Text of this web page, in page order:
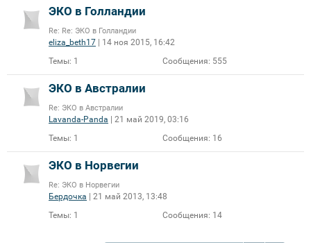
ЭКО в Голландии
Re: Re: ЭКО в Голландии
eliza_beth17 | 14 ноя 2015, 16:42
Темы: 1 Сообщения: 555
ЭКО в Австралии
Re: ЭКО в Австралии
Lavanda-Panda | 21 май 2019, 03:16
Темы: 1 Сообщения: 16
ЭКО в Норвегии
Re: ЭКО в Норвегии
Бердочка | 21 май 2013, 13:48
Темы: 1 Сообщения: 14